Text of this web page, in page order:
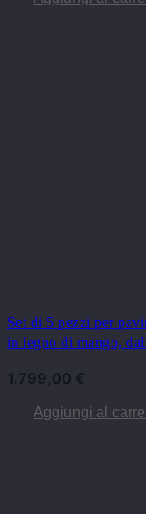
Set di 5 pezzi per
in legno di mango,
1.799,00 €
Aggiungi al